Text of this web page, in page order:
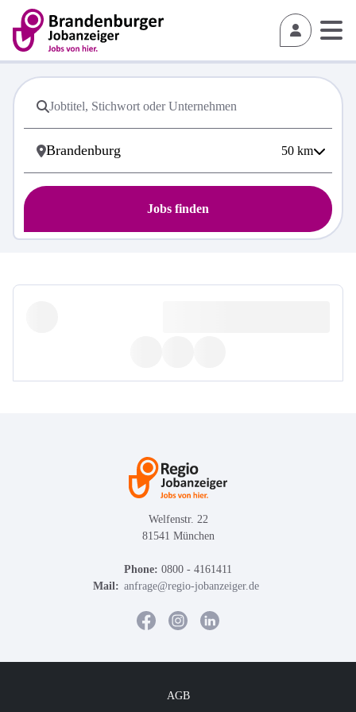
50 km
Jobs finden
Welfenstr. 22
81541 München
Phone: 0800 - 4161411
Mail: anfrage@regio-jobanzeiger.de
AGB